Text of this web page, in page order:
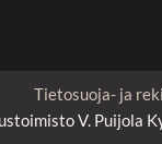
Tietosuoja- ja
V. Puijola